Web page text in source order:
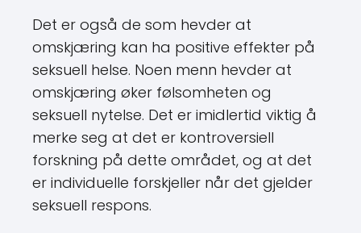
Det er også de som hevder at
omskjæring kan ha positive effekter på
seksuell helse. Noen menn hevder at
omskjæring øker følsomheten og
seksuell nytelse. Det er imidlertid viktig å
merke seg at det er kontroversiell
forskning på dette området, og at det
er individuelle forskjeller når det gjelder
seksuell respons.